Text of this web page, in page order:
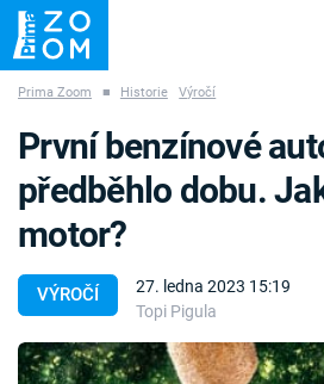
ZÁHADY VETŘELCI DÁVNOVĚKU
Témata
Prima Zoom ■ Historie Výročí
VÝROČÍ
27. ledna 2023 15:19
Topi Pigula
První benzínové
předběhlo dobu.
motor?